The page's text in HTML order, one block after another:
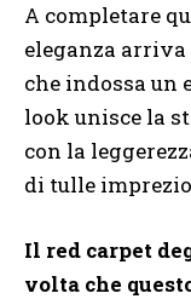
A completare
eleganza
che indossa un
look unisce la
con la
di tulle
Il red carpet
volta che